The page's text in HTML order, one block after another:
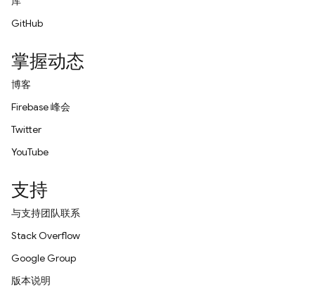
GitHub
掌握动态
博客
Firebase 峰会
Twitter
YouTube
支持
与支持团队联系
Stack Overflow
Google Group
版本说明